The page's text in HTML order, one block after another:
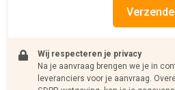
Wij respecteren je privacy
Na je aanvraag brengen we je in
leveranciers voor je aanvraag.